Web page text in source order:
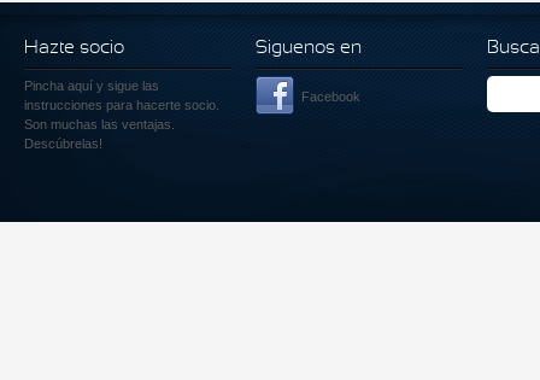
Hazte socio
Pincha aquí y sigue las
instrucciones para hacerte socio.
Son muchas las ventajas.
Descúbrelas!
Siguenos en
Facebook